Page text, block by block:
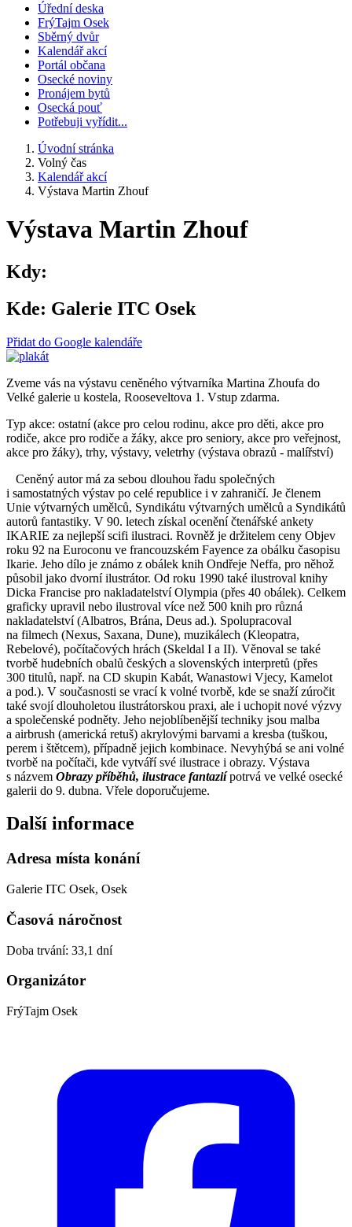
Úřední deska
FrýTajm Osek
Sběrný dvůr
Kalendář akcí
Portál občana
Osecké noviny
Pronájem bytů
Osecká pouť
Potřebuji vyřídit...
Úvodní stránka
Volný čas
Kalendář akcí
Výstava Martin Zhouf
Výstava Martin Zhouf
Kdy:
Kde: Galerie ITC Osek
Přidat do Google kalendáře
Zveme vás na výstavu ceněného výtvarníka Martina Zhoufa do
Velké galerie u kostela, Rooseveltova 1. Vstup zdarma.
Typ akce: ostatní (akce pro celou rodinu, akce pro děti, akce pro
rodiče, akce pro rodiče a žáky, akce pro seniory, akce pro veřejnost,
akce pro žáky), trhy, výstavy, veletrhy (výstava obrazů - malířství)
Ceněný autor má za sebou dlouhou řadu společných
i samostatných výstav po celé republice i v zahraničí. Je členem
Unie výtvarných umělců, Syndikátu výtvarných umělců a Syndikátů
autorů fantastiky. V 90. letech získal ocenění čtenářské ankety
IKARIE za nejlepší scifi ilustraci. Rovněž je držitelem ceny Objev
roku 92 na Euroconu ve francouzském Fayence za obálku časopisu
Ikarie. Jeho dílo je známo z obálek knih Ondřeje Neffa, pro něhož
působil jako dvorní ilustrátor. Od roku 1990 také ilustroval knihy
Dicka Francise pro nakladatelství Olympia (přes 40 obálek). Celkem
graficky upravil nebo ilustroval více než 500 knih pro různá
nakladatelství (Albatros, Brána, Deus ad.). Spolupracoval
na filmech (Nexus, Saxana, Dune), muzikálech (Kleopatra,
Rebelové), počítačových hrách (Skeldal I a II). Věnoval se také
tvorbě hudebních obalů českých a slovenských interpretů (přes
300 titulů, např. na CD skupin Kabát, Wanastowi Vjecy, Kamelot
a pod.). V současnosti se vrací k volné tvorbě, kde se snaží zúročit
také svojí dlouholetou ilustrátorskou praxi, ale i uchopit nové výzvy
a společenské podněty. Jeho nejoblíbenější techniky jsou malba
a airbrush (americká retuš) akrylovými barvami a kresba (tuškou,
perem i štětcem), případně jejich kombinace. Nevyhýbá se ani volné
tvorbě na počítači, kde vytváří své ilustrace i obrazy. Výstava
s názvem Obrazy příběhů, ilustrace fantaziípotrvá ve velké osecké
galerii do 9. dubna. Vřele doporučujeme.
Další informace
Adresa místa konání
Galerie ITC Osek, Osek
Časová náročnost
Doba trvání: 33,1 dní
Organizátor
FrýTajm Osek